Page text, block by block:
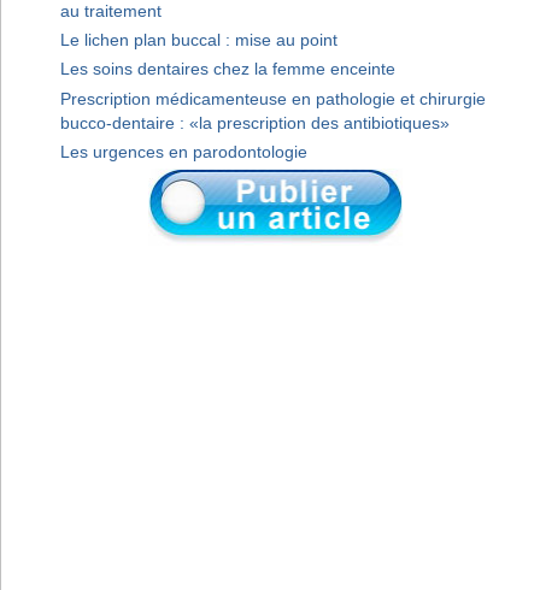
au traitement
Le lichen plan buccal : mise au point
Les soins dentaires chez la femme enceinte
Prescription médicamenteuse en pathologie et chirurgie
bucco-dentaire : «la prescription des antibiotiques»
Les urgences en parodontologie